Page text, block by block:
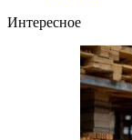
Интересное